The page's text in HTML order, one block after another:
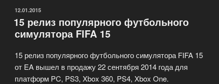
серию
FIFA»
ОПУБЛИКОВАНО
12.01.2015
15 релиз популярного футбольного
симулятора FIFA 15
15 релиз популярного футбольного симулятора FIFA 15
от EA вышел в продажу 22 сентября 2014 года для
платформ PC, PS3, Xbox 360, PS4, Xbox One.